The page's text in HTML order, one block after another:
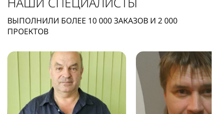
ВЫПОЛНИЛИ БОЛЕЕ 10 000ЗАКАЗОВ И 2 000
ПРОЕКТОВ